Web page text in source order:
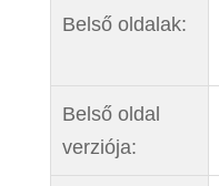
Belső oldalak:
Belső oldal
verziója: